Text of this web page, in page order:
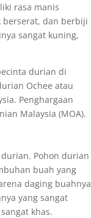
rasa manis
berserat, dan berbiji
sangat kuning,
durian di
Ochee atau
Penghargaan
Malaysia (MOA).
Pohon durian
buah yang
daging buahnya
yang sangat
khas.